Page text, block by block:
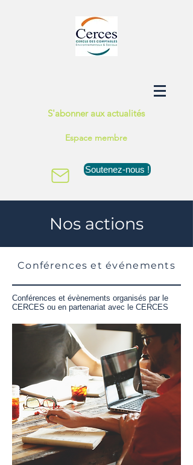
S'abonner aux actualités
Espace membre
Soutenez-nous !
Nos actions
Conférences et événements
Conférences et évènements organisés par le
CERCES ou en partenariat avec le CERCES